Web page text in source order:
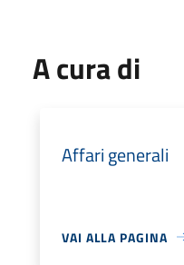
A cura di
Affari generali
VAI ALLA PAGINA